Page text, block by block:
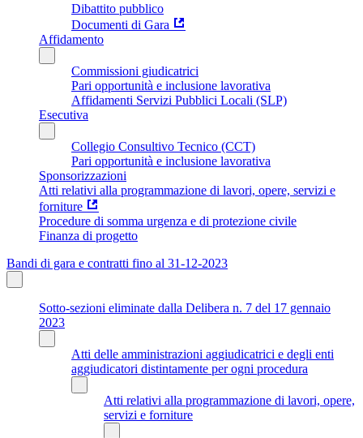
Dibattito pubblico
Documenti di Gara
Affidamento
Commissioni giudicatrici
Pari opportunità e inclusione lavorativa
Affidamenti Servizi Pubblici Locali (SLP)
Esecutiva
Collegio Consultivo Tecnico (CCT)
Pari opportunità e inclusione lavorativa
Sponsorizzazioni
Atti relativi alla programmazione di lavori, opere, servizi e
forniture
Procedure di somma urgenza e di protezione civile
Finanza di progetto
Bandi di gara e contratti fino al 31-12-2023
Sotto-sezioni eliminate dalla Delibera n. 7 del 17 gennaio
2023
Atti delle amministrazioni aggiudicatrici e degli enti
aggiudicatori distintamente per ogni procedura
Atti relativi alla programmazione di lavori, opere,
servizi e forniture